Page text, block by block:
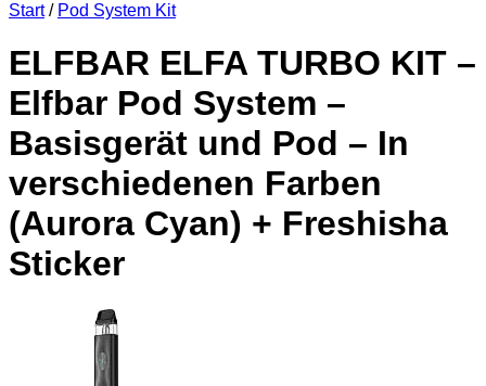
Start / Pod System Kit
ELFBAR ELFA TURBO KIT –
Elfbar Pod System –
Basisgerät und Pod – In
verschiedenen Farben
(Aurora Cyan) + Freshisha
Sticker